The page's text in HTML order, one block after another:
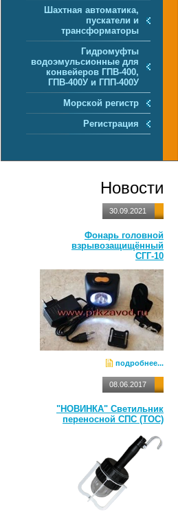
Шахтная автоматика,
пускатели и
трансформаторы
Гидромуфты
водоэмульсионные для
конвейеров ГПВ-400,
ГПВ-400У и ГПП-400У
Морской регистр
Регистрация
Новости
30.09.2021
Фонарь головной
взрывозащищённый
СГГ-10
подробнее...
08.06.2017
"НОВИНКА" Светильник
переносной СПС (ТОС)